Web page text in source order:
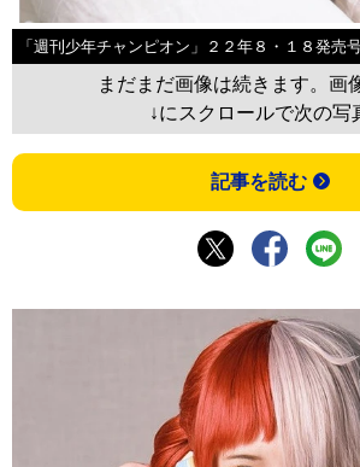
「週刊少年チャンピオン」２２年８・１８発売
まだまだ画像は続きます。画
↓にスクロールで次の写
記事を読む